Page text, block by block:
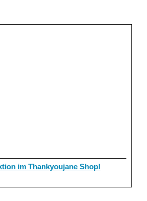
im Thankyoujane Shop!